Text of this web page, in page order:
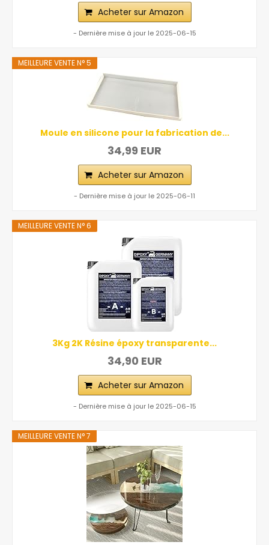
Acheter sur Amazon
- Dernière mise à jour le 2025-06-15
MEILLEURE VENTE N° 5
Moule en silicone pour la fabrication de...
34,99 EUR
Acheter sur Amazon
- Dernière mise à jour le 2025-06-11
MEILLEURE VENTE N° 6
3Kg 2K Résine époxy transparente...
34,90 EUR
Acheter sur Amazon
- Dernière mise à jour le 2025-06-15
MEILLEURE VENTE N° 7